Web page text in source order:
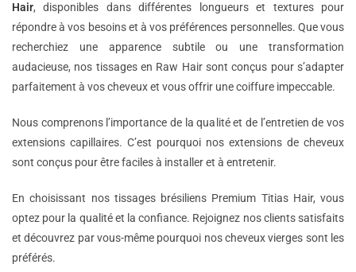
Hair, disponibles dans différentes longueurs et textures pour
répondre à vos besoins et à vos préférences personnelles. Que vous
recherchiez une apparence subtile ou une transformation
audacieuse, nos tissages en Raw Hair sont conçus pour s’adapter
parfaitement à vos cheveux et vous offrir une coiffure impeccable.
Nous comprenons l’importance de la qualité et de l’entretien de vos
extensions capillaires. C’est pourquoi nos extensions de cheveux
sont conçus pour être faciles à installer et à entretenir.
En choisissant nos tissages brésiliens Premium Titias Hair, vous
optez pour la qualité et la confiance. Rejoignez nos clients satisfaits
et découvrez par vous-même pourquoi nos cheveux vierges sont les
préférés.